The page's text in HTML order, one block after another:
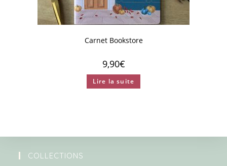
Carnet Bookstore
9,90€
Lire la suite
COLLECTIONS